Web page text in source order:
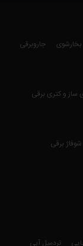
بخارشوی
جاروبرقی
ساز و کتری برقی
شوفاژ برقی
تردمیل آبی